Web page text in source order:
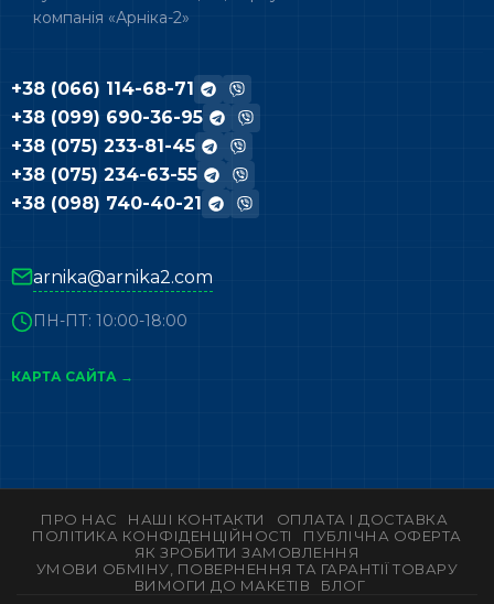
компанія «Арніка-2»
+38 (066) 114-68-71
+38 (099) 690-36-95
+38 (075) 233-81-45
+38 (075) 234-63-55
+38 (098) 740-40-21
arnika@arnika2.com
ПН-ПТ: 10:00-18:00
КАРТА САЙТА →
ПРО НАС НАШІ КОНТАКТИ
ОПЛАТА І ДОСТАВКА
ПОЛІТИКА КОНФІДЕНЦІЙНОСТІ
ПУБЛІЧНА ОФЕРТА
ЯК ЗРОБИТИ ЗАМОВЛЕННЯ
УМОВИ ОБМІНУ, ПОВЕРНЕННЯ ТА ГАРАНТІЇ ТОВАРУ
ВИМОГИ ДО МАКЕТІВ
БЛОГ